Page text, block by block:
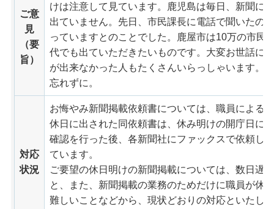
ご意
見
（要
旨）
けは注意して見ています。鹿児島は毎日、新聞に
出ていません。先日、市民課長に電話で聞いたの
っていますとのことでした。鹿屋市は10万の市民
代でも出ていただきたいものです。大変お世話に
が出来なかった人もたくさんいらっしゃいます。
忘れずに。
対応
状況
お悔やみ新聞掲載依頼書については、職員による
休日に出された同依頼書は、休み明けの開庁日に
確認を行った後、各新聞社にファックスで依頼し
ています。
ご要望の休日明けの新聞掲載については、数日遅
と、また、新聞掲載の業務のためだけに職員が休
難しいことなどから、現状どおりの対応といたし